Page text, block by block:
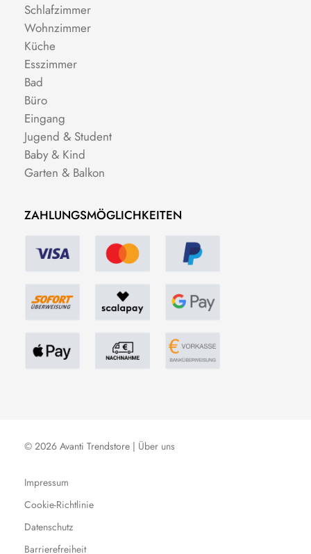
Schlafzimmer
Wohnzimmer
Küche
Esszimmer
Bad
Büro
Eingang
Jugend & Student
Baby & Kind
Garten & Balkon
ZAHLUNGSMÖGLICHKEITEN
© 2026 Avanti Trendstore | Über uns
Impressum
Cookie-Richtlinie
Datenschutz
Barrierefreiheit